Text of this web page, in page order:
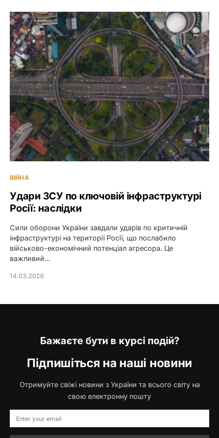
ВІЙНА
Удари ЗСУ по ключовій інфраструктурі
Росії: наслідки
Сили оборони України завдали ударів по критичній
інфраструктурі на території Росії, що послабило
військово-економічний потенціал агресора. Це
важливий…
14.03.2026
Бажаєте бути в курсі подій?
Підпишіться на наші новини
Отримуйте свіжі новини з України та всього світу на
свою електронну пошту